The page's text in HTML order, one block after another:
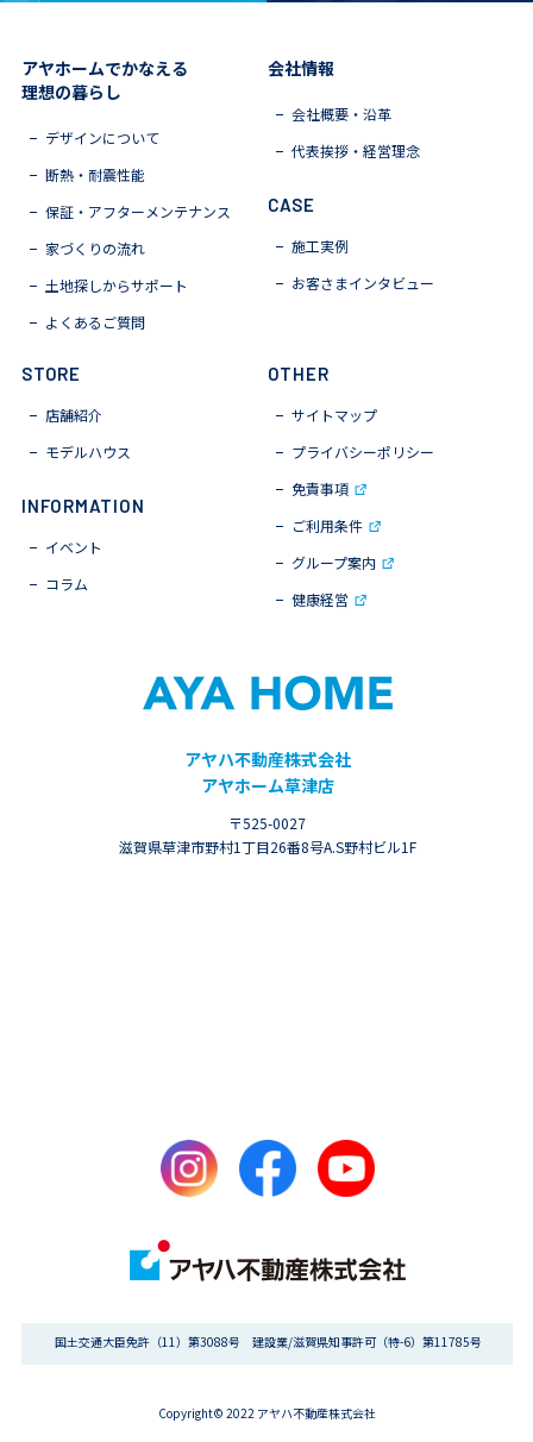
アヤホームでかなえる
理想の暮らし
デザインについて
断熱・耐震性能
保証・アフターメンテナンス
家づくりの流れ
土地探しからサポート
よくあるご質問
会社情報
会社概要・沿革
代表挨拶・経営理念
CASE
施工実例
お客さまインタビュー
STORE
店舗紹介
モデルハウス
INFORMATION
イベント
コラム
OTHER
サイトマップ
プライバシーポリシー
免責事項
ご利用条件
グループ案内
健康経営
アヤハ不動産株式会社
アヤホーム草津店
〒525-0027
滋賀県草津市野村1丁目26番8号A.S野村ビル1F
国土交通大臣免許（11）第3088号 建設業/滋賀県知事許可（特-6）第11785号
Copyright© 2022 アヤハ不動産株式会社